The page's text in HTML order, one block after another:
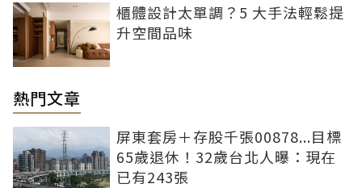
櫃體設計太單調？5 大手法輕鬆提
升空間品味
熱門文章
屏東套房＋存股千張00878...目標
65歲退休！32歲台北人曝：現在
已有243張